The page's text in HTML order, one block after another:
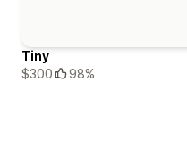
Tiny
$300
98%